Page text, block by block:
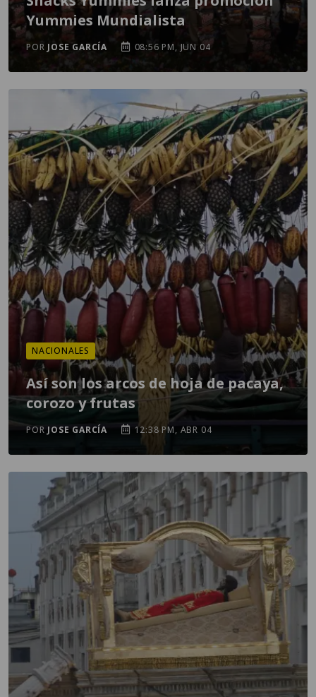
Yummies Mundialista
POR JOSE GARCÍA 08:56 PM, JUN 04
NACIONALES
Así son los arcos de hoja de pacaya,
corozo y frutas
POR JOSE GARCÍA 12:38 PM, ABR 04